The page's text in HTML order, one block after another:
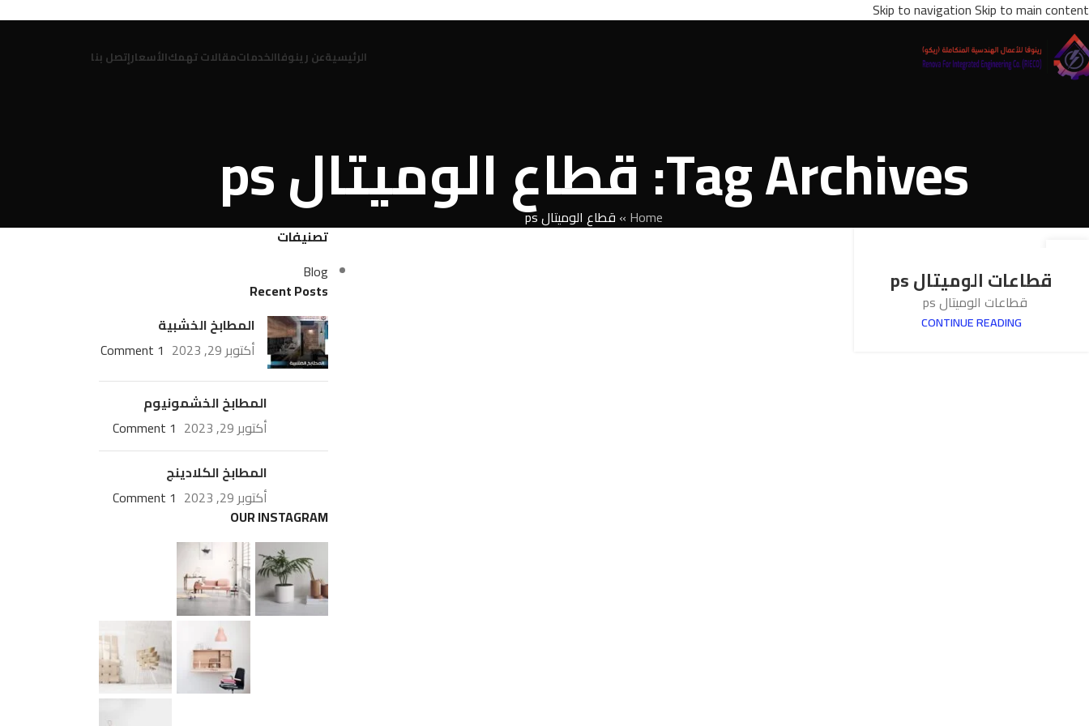
Skip to navigationSkip to main content
الرئيسيةعن رينوفاالخدماتمقالات تهمكالأسعارإتصل بنا
Tag Archives: قطاع الوميتال ps Home
» قطاع الوميتال ps
قطاعات الوميتال ps
قطاعات الوميتال ps
CONTINUE READING
تصنيفات
Blog
Recent Posts
المطابخ الخشبية
أكتوبر 29, 2023
1 Comment
المطابخ الخشمونيوم
أكتوبر 29, 2023
1 Comment
المطابخ الكلادينج
أكتوبر 29, 2023
1 Comment
OUR INSTAGRAM